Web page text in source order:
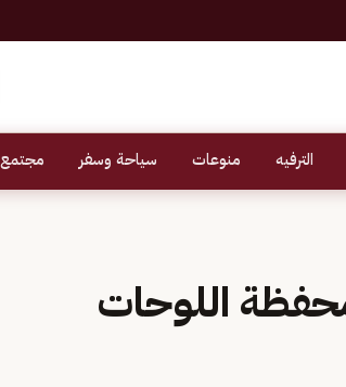
الترفيه منوعات سياحة وسفر مجتمع
اللوحات